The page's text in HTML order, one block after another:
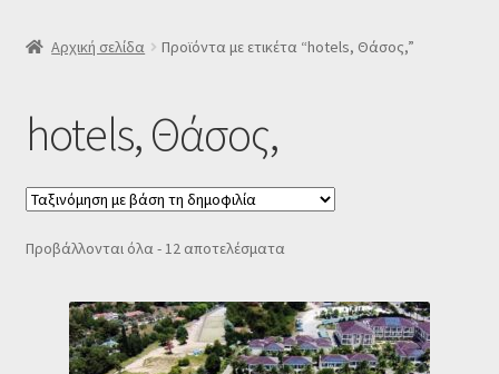
SLIDER
Καλάθι
Αρχική σελίδα Προϊόντα με ετικέτα “hotels, Θάσος,”
hotels, Θάσος,
Προβάλλονται όλα - 12 αποτελέσματαSorted